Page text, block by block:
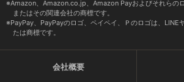
Amazon、Amazon.co.jp、Amazon Payおよびそれらの
またはその関連会社の商標です。
PayPay、PayPayのロゴ、ペイペイ、Ｐのロゴは、LINE
たは商標です。
会社概要